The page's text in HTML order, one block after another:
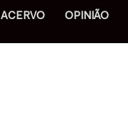
ACERVO OPINIÃO